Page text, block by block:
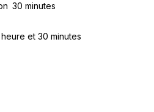
30 minutes
heure et 30 minutes